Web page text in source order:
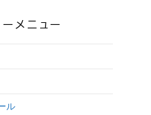
メニュー
ル